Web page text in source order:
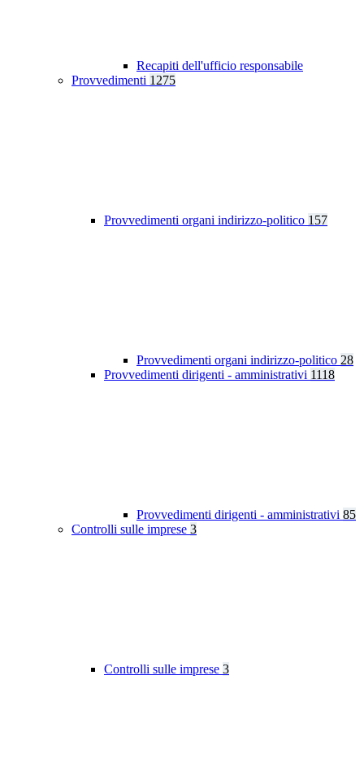
Recapiti dell'ufficio responsabile
Provvedimenti 1275
Provvedimenti organi indirizzo-politico 157
Provvedimenti organi indirizzo-politico 28
Provvedimenti dirigenti - amministrativi 1118
Provvedimenti dirigenti - amministrativi 85
Controlli sulle imprese 3
Controlli sulle imprese 3